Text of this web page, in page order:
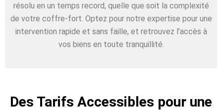
résolu en un temps record, quelle que soit la complexité
de votre coffre-fort. Optez pour notre expertise pour une
intervention rapide et sans faille, et retrouvez l’accès à
vos biens en toute tranquillité.
Des Tarifs Accessibles pour une